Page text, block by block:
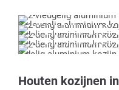
2-vleugelig aluminium
2-delig aluminium
2-delig aluminium
2-delig aluminium
Houten kozijnen